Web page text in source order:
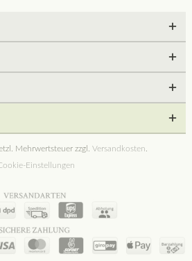
Mehrwertsteuer zzgl.Versandkosten
Einstellungen